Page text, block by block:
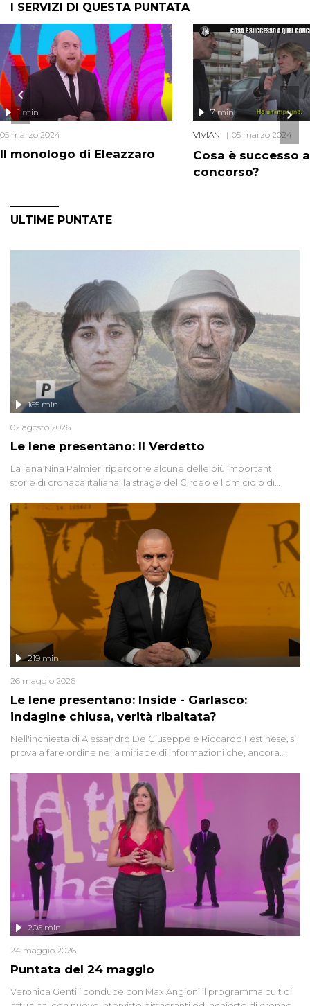
I SERVIZI DI QUESTA PUNTATA
Il monologo di Eleazzaro
1 min
05 marzo 2024
Cosa è successo
concorso?
7 min
VIVIANI 05 marzo 2024
ULTIME PUNTATE
Le Iene presentano: Il Verdetto
165 min
02 agosto 2026
La Iena Nina Palmieri ripercorre alcune delle più importanti
storie di cronaca italiana: la strage del Circeo e l'omicidio di
Le Iene presentano: Inside - Garlasco:
indagine chiusa, verità ribaltata?
219 min
26 maggio 2026
Nell'inchiesta di Alessandro De Giuseppe e Riccardo Festinese, si
prova a fare ordine nella miriade di informazioni che, ancora
giudiziarie più discusse degli ultimi anni. Lo speciale ricostruisce la
vicenda mettendo in fila testimonianze, errori, dettagli
controversi e i protagonisti di un'indagine che sembra non avere
fine.
Puntata del 24 maggio
206 min
24 maggio 2026
Veronica Gentili conduce con Max Angioni il programma cult di